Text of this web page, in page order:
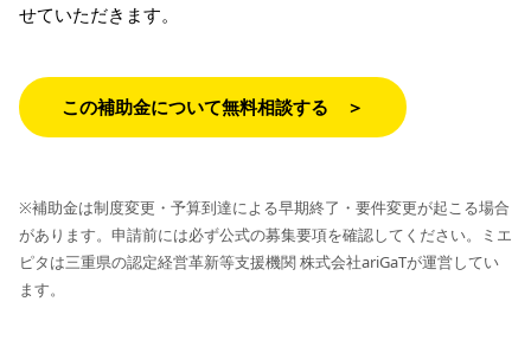
せていただきます。
この補助金について無料相談する ＞
※補助金は制度変更・予算到達による早期終了・要件変更が起こる場合
があります。申請前には必ず公式の募集要項を確認してください。ミエ
ピタは三重県の認定経営革新等支援機関 株式会社ariGaTが運営してい
ます。